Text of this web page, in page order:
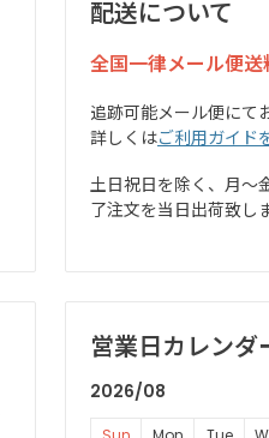
配送について
全国一律メール便送
追跡可能メール便にて
詳しくはご利用ガイド
土日祝日を除く、月～
了注文を当日出荷致し
営業日カレンダ
2026/08